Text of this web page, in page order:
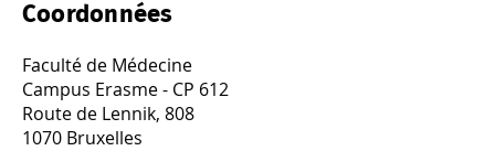
Coordonnées
Faculté de Médecine
Campus Erasme - CP 612
Route de Lennik, 808
1070 Bruxelles